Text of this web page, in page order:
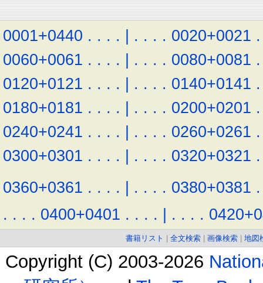
0001+0440 . . . . | . . . . 0020+0021 .
0060+0061 . . . . | . . . . 0080+0081 .
0120+0121 . . . . | . . . . 0140+0141 .
0180+0181 . . . . | . . . . 0200+0201 .
0240+0241 . . . . | . . . . 0260+0261 .
0300+0301 . . . . | . . . . 0320+0321 .
0360+0361 . . . . | . . . . 0380+0381 .
. . . . 0400+0401 . . . . | . . . .
書籍リスト 全文検索 画像検索 地図
Copyright (C) 2003-2026